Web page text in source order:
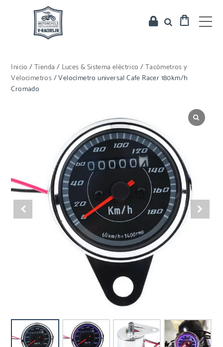
Inicio /Tienda / Luces & Sistema eléctrico /Tacómetros y
Velocimetros/ Velocímetro universal Cafe Racer 180km/h
Cromado